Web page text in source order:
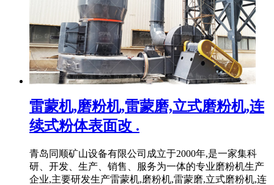
雷蒙机,磨粉机,雷蒙磨,立式磨粉机,连
续式粉体表面改 .
青岛同顺矿山设备有限公司成立于2000年,是一家集科
研、开发、生产、销售、服务为一体的专业磨粉机生产
企业,主要研发生产雷蒙机,磨粉机,雷蒙磨,立式磨粉机,连